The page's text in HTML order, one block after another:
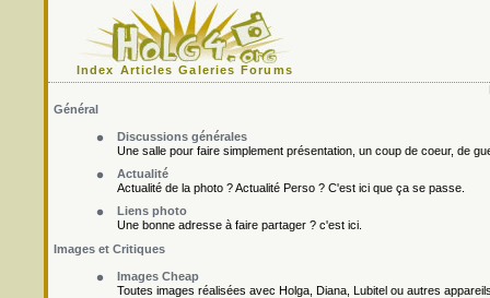
Index Articles Galeries Forums
Général
Discussions générales
Une salle pour faire simplement présentation, un coup de coeur, de
Actualité
Actualité de la photo ? Actualité Perso ? C'est ici que ça se passe.
Liens photo
Une bonne adresse à faire partager ? c'est ici.
Images et Critiques
Images Cheap
Toutes images réalisées avec Holga, Diana, Lubitel ou autres